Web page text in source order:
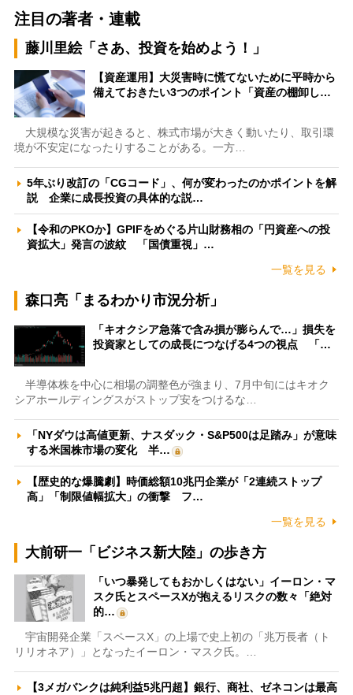
注目の著者・連載
藤川里絵「さあ、投資を始めよう！」
【資産運用】大災害時に慌てないために平時から
備えておきたい3つのポイント「資産の棚卸し…
大規模な災害が起きると、株式市場が大きく動いたり、取引環
境が不安定になったりすることがある。一方…
5年ぶり改訂の「CGコード」、何が変わったのかポイントを解
説 企業に成長投資の具体的な説…
【令和のPKOか】GPIFをめぐる片山財務相の「円資産への投
資拡大」発言の波紋 「国債重視」…
一覧を見る
森口亮「まるわかり市況分析」
「キオクシア急落で含み損が膨らんで…」損失を
投資家としての成長につなげる4つの視点 「…
半導体株を中心に相場の調整色が強まり、7月中旬にはキオク
シアホールディングスがストップ安をつけるな…
「NYダウは高値更新、ナスダック・S&P500は足踏み」が意味
する米国株市場の変化 半…
【歴史的な爆騰劇】時価総額10兆円企業が「2連続ストップ
高」「制限値幅拡大」の衝撃 フ…
一覧を見る
大前研一「ビジネス新大陸」の歩き方
「いつ暴発してもおかしくはない」イーロン・マ
スク氏とスペースXが抱えるリスクの数々「絶対
的…
宇宙開発企業「スペースX」の上場で史上初の「兆万長者（ト
リリオネア）」となったイーロン・マスク氏。…
【3メガバンクは純利益5兆円超】銀行、商社、ゼネコンは最高